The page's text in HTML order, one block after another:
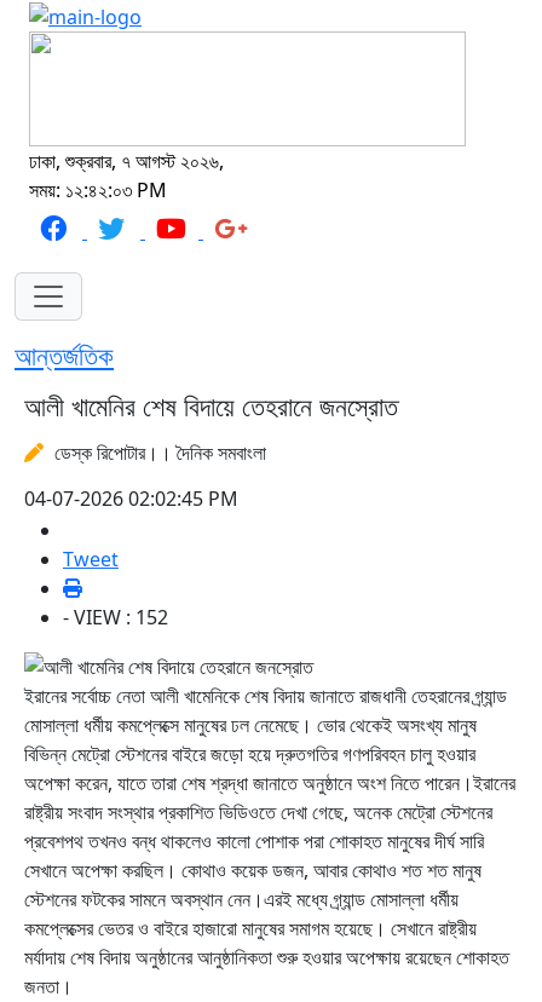
ঢাকা, শুক্রবার, ৭ আগস্ট ২০২৬,
সময়: ১২:৪২:০৩ PM
আন্তর্জতিক
আলী খামেনির শেষ বিদায়ে তেহরানে জনস্রোত
ডেস্ক রিপোটার।। দৈনিক সমবাংলা
04-07-2026 02:02:45 PM
Tweet
- VIEW : 152
ইরানের সর্বোচ্চ নেতা আলী খামেনিকে শেষ বিদায় জানাতে রাজধানী তেহরানের গ্র্যান্ড
মোসাল্লা ধর্মীয় কমপ্লেক্সে মানুষের ঢল নেমেছে। ভোর থেকেই অসংখ্য মানুষ
বিভিন্ন মেট্রো স্টেশনের বাইরে জড়ো হয়ে দ্রুতগতির গণপরিবহন চালু হওয়ার
অপেক্ষা করেন, যাতে তারা শেষ শ্রদ্ধা জানাতে অনুষ্ঠানে অংশ নিতে পারেন।ইরানের
রাষ্ট্রীয় সংবাদ সংস্থার প্রকাশিত ভিডিওতে দেখা গেছে, অনেক মেট্রো স্টেশনের
প্রবেশপথ তখনও বন্ধ থাকলেও কালো পোশাক পরা শোকাহত মানুষের দীর্ঘ সারি
সেখানে অপেক্ষা করছিল। কোথাও কয়েক ডজন, আবার কোথাও শত শত মানুষ
স্টেশনের ফটকের সামনে অবস্থান নেন।এরই মধ্যে গ্র্যান্ড মোসাল্লা ধর্মীয়
কমপ্লেক্সের ভেতর ও বাইরে হাজারো মানুষের সমাগম হয়েছে। সেখানে রাষ্ট্রীয়
মর্যাদায় শেষ বিদায় অনুষ্ঠানের আনুষ্ঠানিকতা শুরু হওয়ার অপেক্ষায় রয়েছেন শোকাহত
জনতা।